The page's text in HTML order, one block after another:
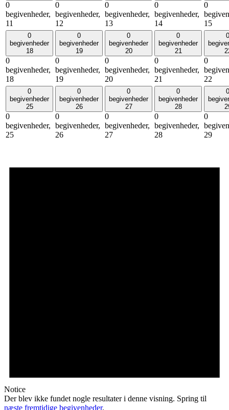
0
begivenheder,
11
0
begivenheder,
12
0
begivenheder,
13
0
begivenheder,
14
0
15
0
begivenheder
18
0
begivenheder,
18
0
begivenheder
19
0
begivenheder,
19
0
begivenheder
20
0
begivenheder,
20
0
begivenheder
21
0
begivenheder,
21
0
0
22
0
begivenheder
25
0
begivenheder,
25
0
begivenheder
26
0
begivenheder,
26
0
begivenheder
27
0
begivenheder,
27
0
begivenheder
28
0
begivenheder,
28
0
0
29
Notice
Der blev ikke fundet nogle resultater i denne visning. Spring til
næste fremtidige begivenheder.